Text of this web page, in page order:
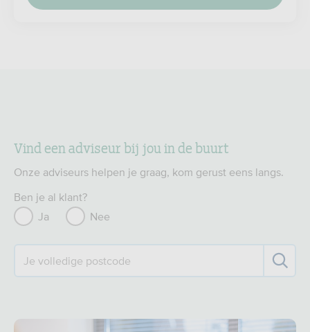
Vind een adviseur bij jou in de buurt
Onze adviseurs helpen je graag, kom gerust eens langs.
Ben je al klant?
Ja
Nee
Je volledige postcode